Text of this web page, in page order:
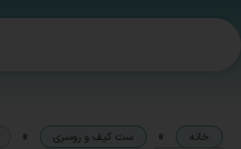
خانه » ست کیف و روسری »